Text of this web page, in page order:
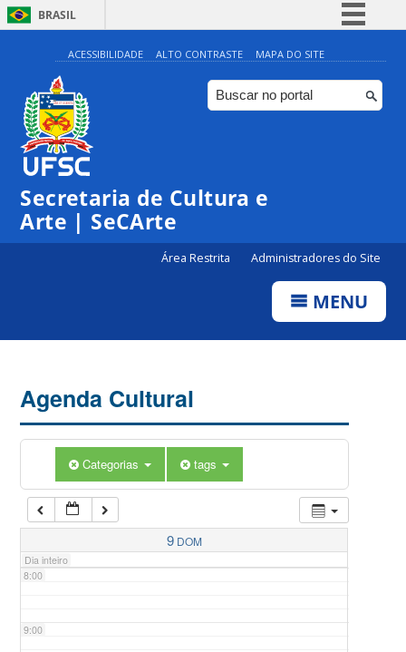
BRASIL
Simplifique!
Comunica BR
Participe
ACESSIBILIDADE ALTO CONTRASTE MAPA DO SITE
Secretaria de Cultura e
Arte | SeCArte
Área Restrita Administradores do Site
MENU
Agenda Cultural
Categorias tags
9 DOM
Dia inteiro
0:00
1:00
5:00
7:00
8:00
9:00